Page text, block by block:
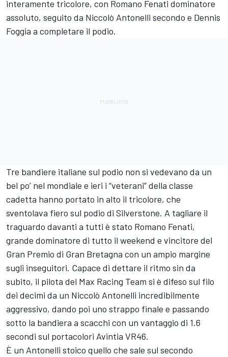
interamente tricolore, con Romano Fenati dominatore
assoluto, seguito da Niccolò Antonelli secondo e Dennis
Foggia a completare il podio.
Tre bandiere italiane sul podio non si vedevano da un
bel po’ nel mondiale e ieri i “veterani” della classe
cadetta hanno portato in alto il tricolore, che
sventolava fiero sul podio di Silverstone. A tagliare il
traguardo davanti a tutti è stato Romano Fenati,
grande dominatore di tutto il weekend e vincitore del
Gran Premio di Gran Bretagna con un ampio margine
sugli inseguitori. Capace di dettare il ritmo sin da
subito, il pilota del Max Racing Team si è difeso sul filo
dei decimi da un Niccolò Antonelli incredibilmente
aggressivo, dando poi uno strappo finale e passando
sotto la bandiera a scacchi con un vantaggio di 1.6
secondi sul portacolori Avintia VR46.
È un Antonelli stoico quello che sale sul secondo